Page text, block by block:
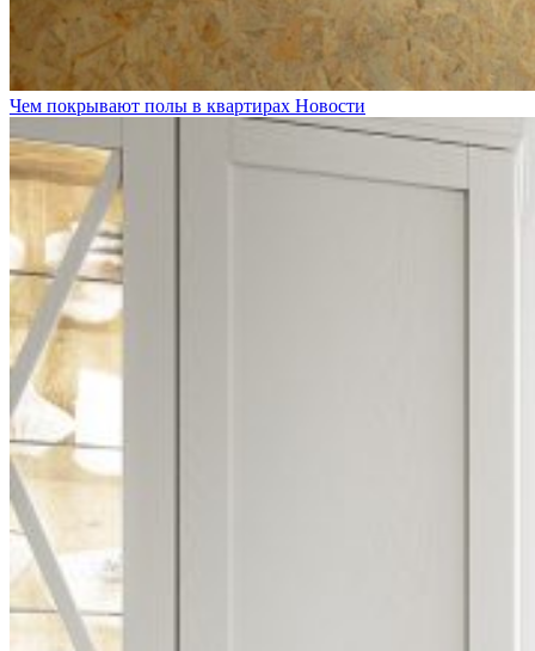
Чем покрывают полы в квартирах Новости